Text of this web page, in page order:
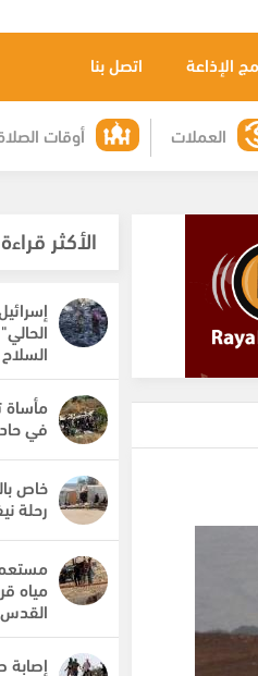
الإذاعة اتصل بنا
أوقات العملات
الأكثر قراءة
مأساة
في
خاص
رحلة
مياه
القدس